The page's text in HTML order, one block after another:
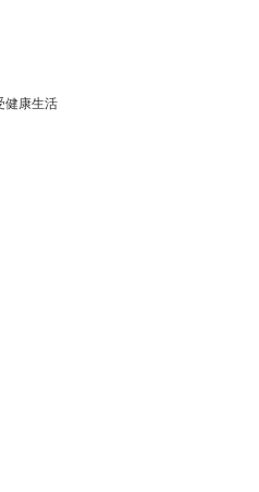
健康生活